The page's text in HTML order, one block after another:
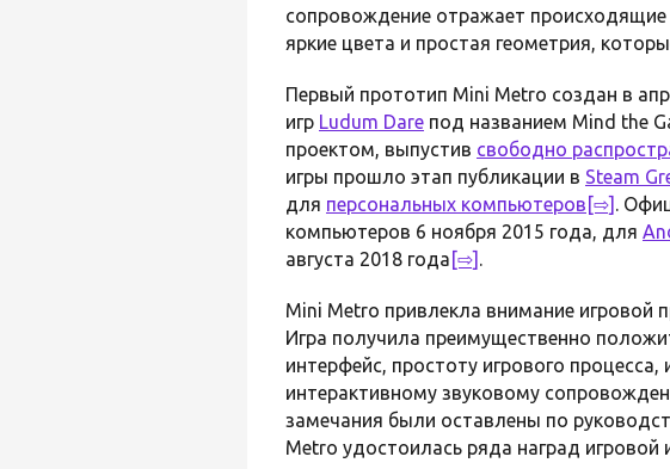
сопровождение отражает происходящие
яркие цвета и простая геометрия,
Первый прототип Mini Metro создан в
игр Ludum Dare под названием Mind the
проектом, выпустив свободно
игры прошло этап публикации в Steam
для персональных компьютеров [⇨] .
компьютеров 6 ноября 2015 года, для
августа 2018 года [⇨] .
Mini Metro привлекла внимание игровой
Игра получила преимущественно
интерфейс, простоту игрового
интерактивному звуковому
замечания были оставлены по
Metro удостоилась ряда наград игровой